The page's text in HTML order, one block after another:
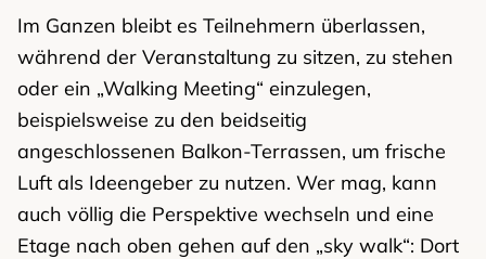
Im Ganzen bleibt es Teilnehmern überlassen,
während der Veranstaltung zu sitzen, zu stehen
oder ein „Walking Meeting“ einzulegen,
beispielsweise zu den beidseitig
angeschlossenen Balkon-Terrassen, um frische
Luft als Ideengeber zu nutzen. Wer mag, kann
auch völlig die Perspektive wechseln und eine
Etage nach oben gehen auf den „sky walk“: Dort